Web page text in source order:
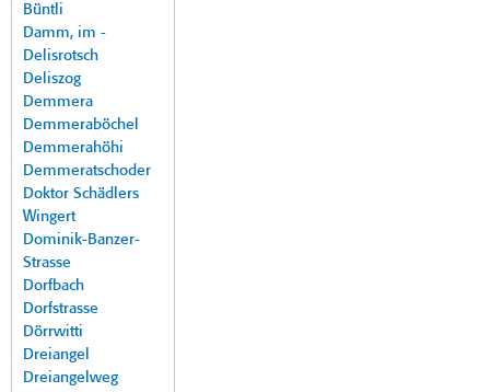
Büntli
Damm, im -
Delisrotsch
Deliszog
Demmera
Demmeraböchel
Demmerahöhi
Demmeratschoder
Doktor Schädlers
Wingert
Dominik-Banzer-
Strasse
Dorfbach
Dorfstrasse
Dörrwitti
Dreiangel
Dreiangelweg